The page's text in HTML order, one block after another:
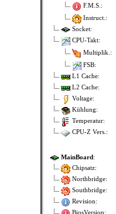
F.M.S.:
Instruct.:
Socket:
CPU-Takt:
Multiplik.:
FSB:
L1 Cache:
L2 Cache:
Voltage:
Kühlung:
Temperatur:
CPU-Z Vers.:
MainBoard:
Chipsatz:
Northbridge:
Southbridge:
Revision: